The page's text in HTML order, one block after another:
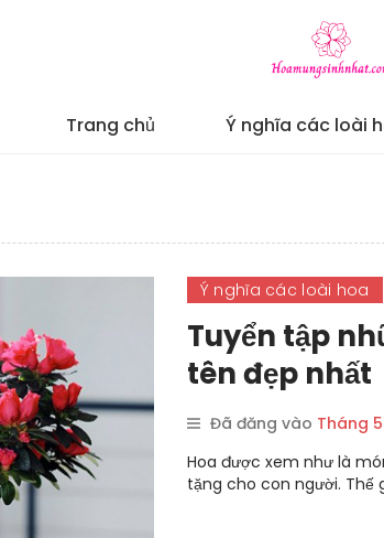
Trang chủ Ý nghĩa các loài
Ý nghĩa các loài hoa
Tuyển tập
tên đẹp nhất
Đã đăng vào Tháng 5
Hoa được xem như là
tặng cho con người. Thế